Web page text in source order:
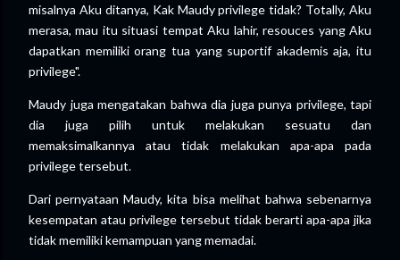
misalnya Aku ditanya, Kak Maudy privilege tidak? Totally, Aku
merasa, mau itu situasi tempat Aku lahir, resouces yang Aku
dapatkan memiliki orang tua yang suportif akademis aja, itu
privilege".
Maudy juga mengatakan bahwa dia juga punya privilege, tapi
dia juga pilih untuk melakukan sesuatu dan
memaksimalkannya atau tidak melakukan apa-apa pada
privilege tersebut.
Dari pernyataan Maudy, kita bisa melihat bahwa sebenarnya
kesempatan atau privilege tersebut tidak berarti apa-apa jika
tidak memiliki kemampuan yang memadai.